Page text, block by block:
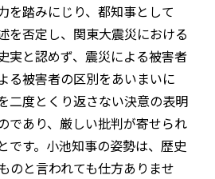
を踏みにじり、都知事として
を否定し、関東大震災における
実と認めず、震災による被害者
る被害者の区別をあいまいに
二度とくり返さない決意の表明
であり、厳しい批判が寄せられ
です。小池知事の姿勢は、歴史
のと言われても仕方ありませ